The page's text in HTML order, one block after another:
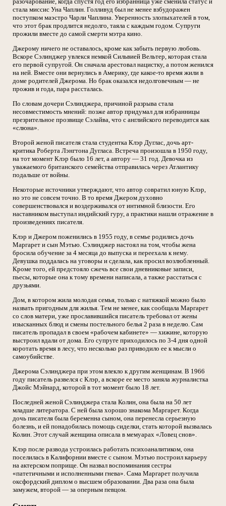
стала миссис Уна Чаплин. Голливуд был не менее взбудоражен
поступком маэстро Чарли Чаплина. Уверенность злопыхателей в том,
что этот брак продлится недолго, таяла с каждым годом. Супруги
прожили вместе до самой смерти мэтра кино.
Джерому ничего не оставалось, кроме как забыть первую любовь.
Вскоре Сэлинджер увлекся немкой Сильвией Вельтер, которая стала
его первой супругой. Он сначала арестовал нацистку, а потом женился
на ней. Вместе они вернулись в Америку, где какое-то время жили в
доме родителей Джерома. Но брак оказался недолговечным — не
прожив и года, пара рассталась.
По словам дочери Сэлинджера, причиной разрыва стала
несовместимость мнений: позже автор придумал для избранницы
презрительное прозвище Сэлайва, что с английского переводится как
«слюна».
Второй женой писателя стала студентка Клэр Дуглас, дочь арт-
критика Роберта Лэнгтона Дугласа. Встреча произошла в 1950 году,
на тот момент Клэр было 16 лет, а автору — 31 год. Девочка из
уважаемого британского семейства отправилась через Атлантику
подальше от войны.
Некоторые источники утверждают, что автор совратил юную Клэр,
но это не совсем точно. В то время Джером духовно
совершенствовался и воздерживался от интимной близости. Его
наставником выступал индийский гуру, а практики нашли отражение в
произведениях писателя.
Клэр и Джером поженились в 1955 году, в семье родились дочь
Маргарет и сын Мэтью. Сэлинджер настоял на том, чтобы жена
бросила обучение за 4 месяца до выпуска и переехала к нему.
Девушка поддалась на уговоры и сделала, как просил возлюбленный.
Кроме того, ей предстояло сжечь все свои дневниковые записи,
пьесы, которые она к тому времени написала, а также расстаться с
друзьями.
Дом, в котором жила молодая семья, только с натяжкой можно было
назвать пригодным для жилья. Тем не менее, как сообщала Маргарет
со слов матери, уже прославившийся писатель требовал от жены
изысканных блюд и смены постельного белья 2 раза в неделю. Сам
писатель пропадал в своем «рабочем кабинете» — хижине, которую
выстроил вдали от дома. Его супруге приходилось по 3-4 дня одной
коротать время в лесу, что несколько раз приводило ее к мысли о
самоубийстве.
Джерома Сэлинджера при этом влекло к другим женщинам. В 1966
году писатель развелся с Клэр, а вскоре ее место заняла журналистка
Джойс Мэйнард, которой в тот момент было 18 лет.
Последней женой Сэлинджера стала Колин, она была на 50 лет
младше литератора. С ней была хорошо знакома Маргарет. Когда
дочь писателя была беременна сыном, она перенесла серьезную
болезнь, и ей понадобилась помощь сиделки, стать которой вызвалась
Колин. Этот случай женщина описала в мемуарах «Ловец снов».
Клэр после развода устроилась работать психоаналитиком, она
поселилась в Калифорнии вместе с сыном. Мэтью построил карьеру
на актерском поприще. Он назвал воспоминания сестры
«патетичными и исполненными гнева». Сама Маргарет получила
оксфордский диплом о высшем образовании. Два раза она была
замужем, второй — за оперным певцом.